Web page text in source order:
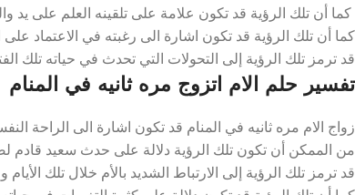
كما أن تلك الرؤية قد تكون علامة على تلقينه العلم على يد
كما أن تلك الرؤية قد تكون اشارة الى رغبته في الاعتماد على
قد ترمز تلك الرؤية إلى التحولات التي تحدث في حياته تلك
تفسير حلم الام اتزوج مره ثانيه في المنام
زواج الام مره ثانيه في المنام قد تكون اشارة الى الراحة
من الممكن أن تكون تلك الرؤية دلالة على حدث سعيد قادم
قد ترمز تلك الرؤية إلى الارتباط الشديد بالأم خلال تلك الأيام